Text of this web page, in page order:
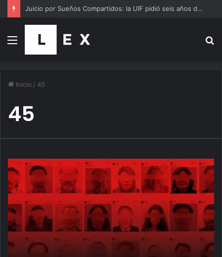
Juicio por Sueños Compartidos: la UIF pidió seis años de prisión para los hermanos Schoklender, Julio De Vido y José López
Menú
Inicio / 45
45